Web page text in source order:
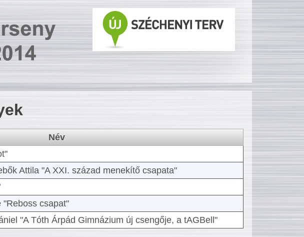
Név
Attila "A XXI. század menekítő csapata"
"Reboss csapat"
"A Tóth Árpád Gimnázium új csengője, a tAGBell"